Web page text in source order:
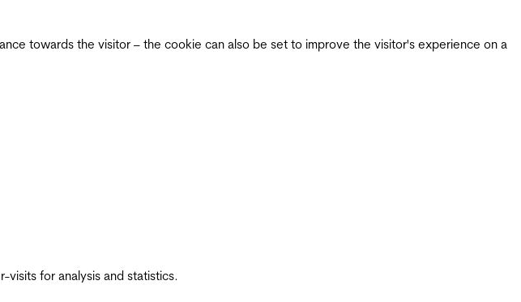
towards the visitor – the cookie can also be set to improve the visitor's experience on a
for analysis and statistics.